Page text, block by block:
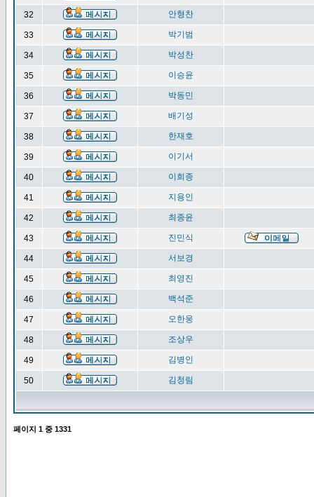
32 안형찬
33 박기범
34 박성찬
35 이승윤
36 박동민
37 배기성
38 한재호
39 이기서
40 이희종
41 지용인
42 최종윤
43 진민식
44 서보경
45 최영진
46 백석준
47 오한웅
48 조상우
49 김병인
50 김청림
페이지 1 중 1331